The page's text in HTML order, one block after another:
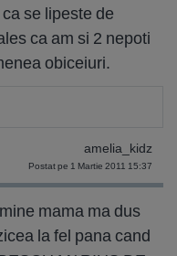
se lipeste de
ca am si 2 nepoti
obiceiuri.
amelia_kidz
Postat pe 1 Martie 2011 15:37
mama ma dus
la fel pana cand